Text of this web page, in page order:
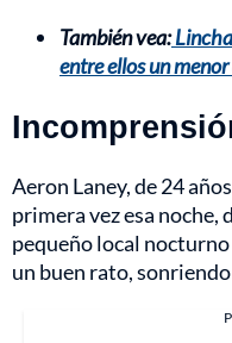
También vea:
entre ellos un
Aeron Laney, de 24
primera vez esa noche,
pequeño local
un buen rato,